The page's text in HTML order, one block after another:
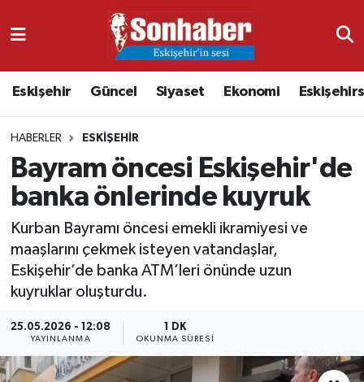
Eskişehir Güncel Siyaset Ekonomi
HABERLER ESKIŞEHIR
Bayram öncesi Eskişehir'de
banka önlerinde kuyruk
Kurban Bayramı öncesi emekli ikramiyesi ve
maaşlarını çekmek isteyen vatandaşlar,
Eskişehir’de banka ATM’leri önünde uzun
kuyruklar oluşturdu.
25.05.2026 - 12:08
YAYINLANMA
1 DK
OKUNMA SÜRESI
Ekonomi
Güncel
Kültür & Sanat
Magazin
Nöbetçi Eczaneler
Namaz Vakitleri
Trafik Durumu
Süper Lig Puan Durumu ve Fikstür
Tüm Manşetler